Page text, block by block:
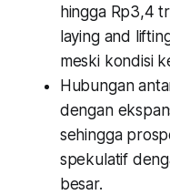
hingga Rp3,4
laying and
meski kondisi
Hubungan
dengan
sehingga
spekulatif
besar.